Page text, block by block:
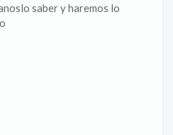
saber y haremos lo